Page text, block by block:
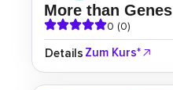
More than Genes
0 (0)
Details Zum Kurs*